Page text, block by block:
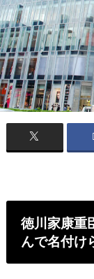
徳川家康重
んで名付け